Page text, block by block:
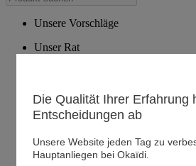
Unsere Vorschläge
Unser Rat
Die Qualität Ihrer Erfahrung
Entscheidungen ab
Unsere Website jeden Tag zu
Hauptanliegen bei Okaïdi.